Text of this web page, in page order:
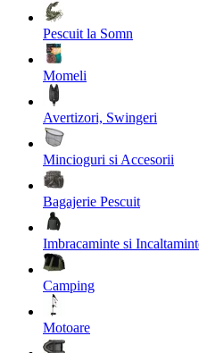
Pescuit la Somn
Momeli
Avertizori, Swingeri
Mincioguri si Accesorii
Bagajerie Pescuit
Imbracaminte si
Camping
Motoare